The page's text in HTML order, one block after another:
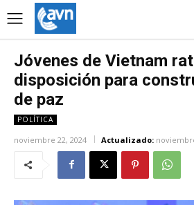
Jóvenes de Vietnam
disposición para
de paz
POLÍTICA
noviembre 22, 2024 Actualizado: